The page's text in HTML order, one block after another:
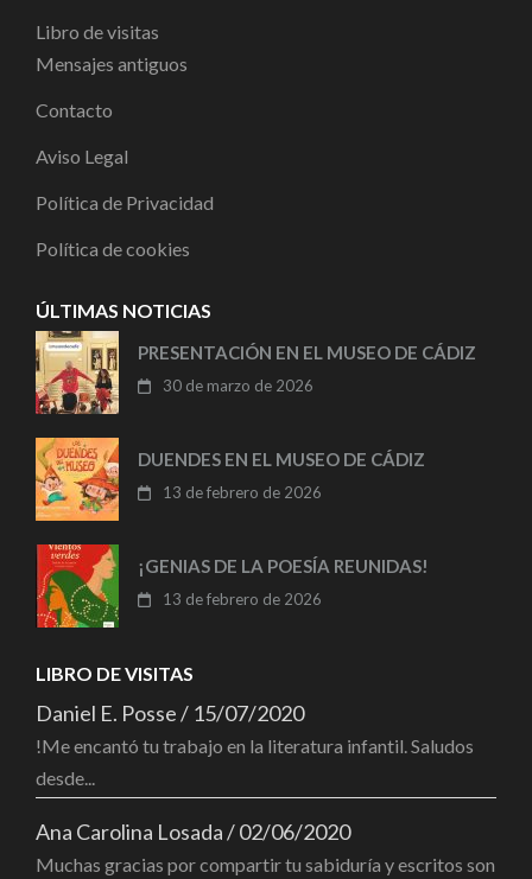
Libro de visitas
Mensajes antiguos
Contacto
Aviso Legal
Política de Privacidad
Política de cookies
ÚLTIMAS NOTICIAS
PRESENTACIÓN EN EL MUSEO DE CÁDIZ
30 de marzo de 2026
DUENDES EN EL MUSEO DE CÁDIZ
13 de febrero de 2026
¡GENIAS DE LA POESÍA REUNIDAS!
13 de febrero de 2026
LIBRO DE VISITAS
Daniel E. Posse/ 15/07/2020
!Me encantó tu trabajo en la literatura infantil. Saludos
desde...
Ana Carolina Losada/02/06/2020
Muchas gracias por compartir tu sabiduría y escritos son